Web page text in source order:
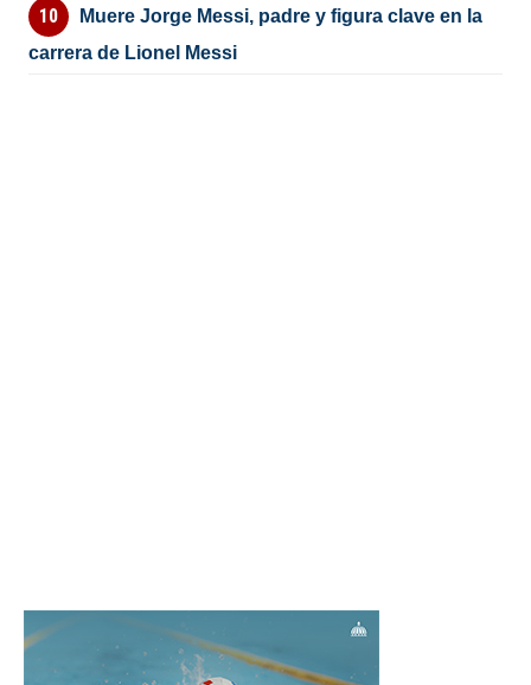
Muere Jorge Messi, padre y figura clave en la
carrera de Lionel Messi